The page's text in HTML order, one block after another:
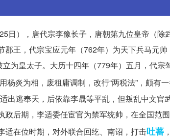
日），唐代宗李豫长子，唐朝第九位皇帝（除
王，代宗宝应元年（762年）为天下兵马元
为皇太子。大历十四年（779年）五月，代宗
杨炎为相，废租庸调制，改行“两税法”，颇有
出逃奉天，后依靠李晟等平乱，但叛乱中文
后期，李适委任宦官为禁军统帅，在全国范
适在位时期，对外联合回纥、南诏，打击吐蕃